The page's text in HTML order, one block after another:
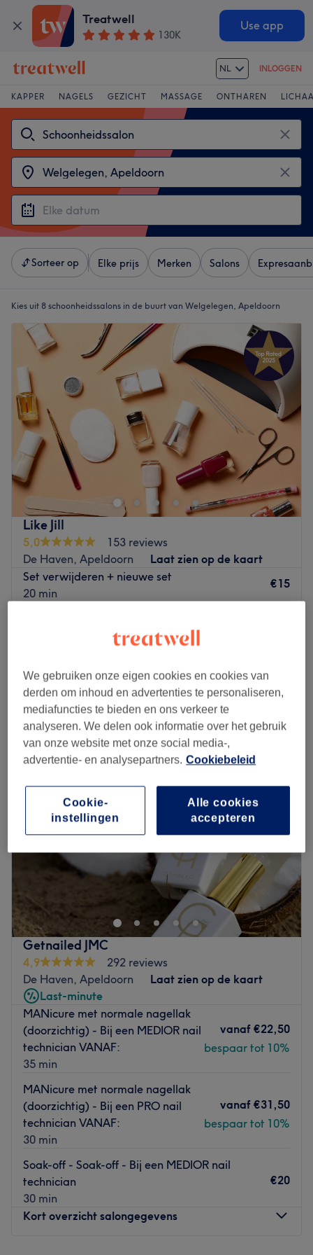
Treatwell
130K
Use app
NL INLOGGEN
KAPPER NAGELS GEZICHT MASSAGE ONTHAREN
Sorteer op Elke prijs Merken Salons
Kies uit 8 schoonheidssalons in de buurt van Welgelegen, Apeldoorn
Like Jill
5,0
153 reviews
De Haven, Apeldoorn
Laat zien op de kaart
Set verwijderen + nieuwe set
20 min
€15
30 min
Kort overzicht salongegevens
Maandag 09:00–17:30
Dinsdag
09:00
Woensdag
09:00–17:30
Donderdag
11:00–21:00
Vrijdag
09:00–17:30
Zaterdag
Gesloten
Zondag
Gesloten
Bij Like Jill draait alles om het creëren van de perfecte
(teen) nagels en wenkbrauwen met een focus op kwaliteit
en persoonlijke service. De salon biedt een breed scala
aan behandelingen, waaronder acryl nagels, BIAB,
builder gel, rubberbase, en wenkbrauwbehandelingen.
Elk detail wordt zorgvuldig uitgevoerd om je te voorzien
van stralende nagels en perfecte wenkbrauwen die je
look compleet maken.
De behandelingen met acryl nagels zorgen voor sterke en
duurzame nagels, terwijl BIAB (Builder in a Bottle) zorgt
voor een natuurlijk ogende, flexibele afwerking die
perfect is voor wie langdurige, mooie nagels wil zonder
Builder Gel. Voor een wat simpelere behandeling biedt
rubberbase een flexibele en sterke nagelbasis die zorgt
voor een langdurig resultaat.
gespecialiseerd in wenkbrauwbehandelingen, waaronder
het vormen en verven van wenkbrauwen om de perfecte
uitstraling te creëren die bij jouw gezicht past.
Met een focus op kwaliteit, persoonlijke aandacht en
Getnailed JMC
4,9
292 reviews
De Haven, Apeldoorn
Laat zien op de kaart
Last-minute
MANicure met normale nagellak
(doorzichtig) - Bij een MEDIOR nail
technician VANAF:
35 min
vanaf €22,50
bespaar tot 10%
MANicure met normale nagellak
(doorzichtig) - Bij een PRO nail
technician VANAF:
30 min
vanaf €31,50
bespaar tot 10%
Soak-off - Soak-off - Bij een MEDIOR nail
technician
30 min
€20
Kort overzicht salongegevens
We gebruiken onze eigen cookies en cookies van
derden om inhoud en advertenties te personaliseren,
mediafuncties te bieden en ons verkeer te
analyseren. We delen ook informatie over het gebruik
van onze website met onze social media-,
advertentie- en analysepartners. Cookiebeleid
Alle cookies
accepteren
Cookie-
instellingen